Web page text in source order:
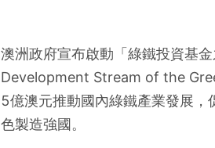
澳洲政府宣布啟動「綠鐵投資基
Development Stream of the
5億澳元推動國內綠鐵產業發展
色製造強國。